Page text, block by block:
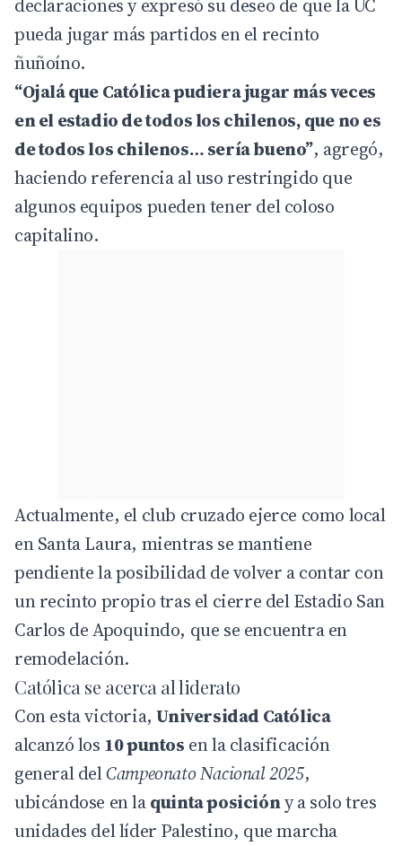
declaraciones y expresó su deseo de que la UC
pueda jugar más partidos en el recinto
ñuñoíno.
“Ojalá que Católica pudiera jugar más veces
en el estadio de todos los chilenos, que no es
de todos los chilenos… sería bueno”, agregó,
haciendo referencia al uso restringido que
algunos equipos pueden tener del coloso
capitalino.
Actualmente, el club cruzado ejerce como local
enSanta Laura, mientras se mantiene
pendiente la posibilidad de volver a contar con
un recinto propio tras el cierre delEstadio San
Carlos de Apoquindo, que se encuentra en
remodelación.
Católica se acerca al liderato
Con esta victoria,Universidad Católica
alcanzó los 10 puntos en la clasificación
general delCampeonato Nacional 2025,
ubicándose en laquinta posicióny a solo tres
unidades del líder Palestino, que marcha